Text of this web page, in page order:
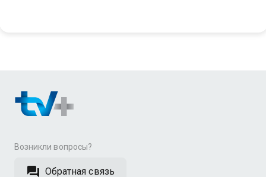
Возникли вопросы?
Обратная связь